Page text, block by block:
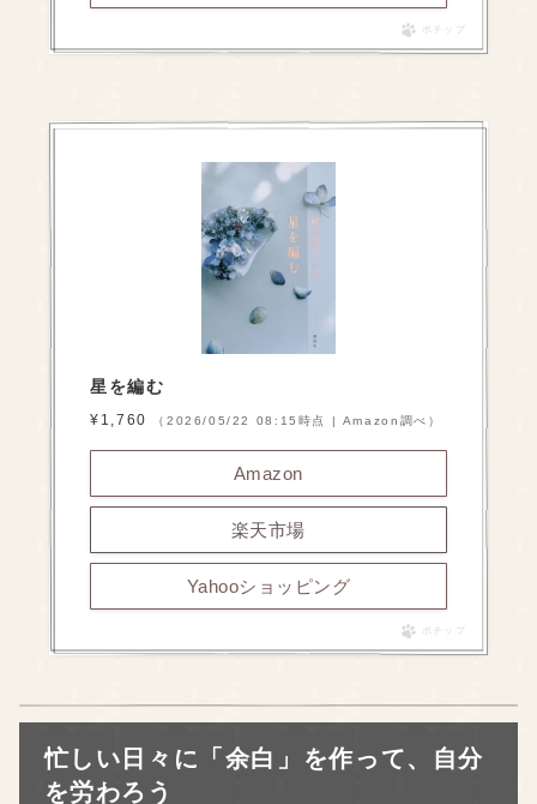
ポチップ
星を編む
¥1,760 （2026/05/22 08:15時点 | Amazon調べ）
Amazon
楽天市場
Yahooショッピング
ポチップ
忙しい日々に「余白」を作って、自分
を労わろう